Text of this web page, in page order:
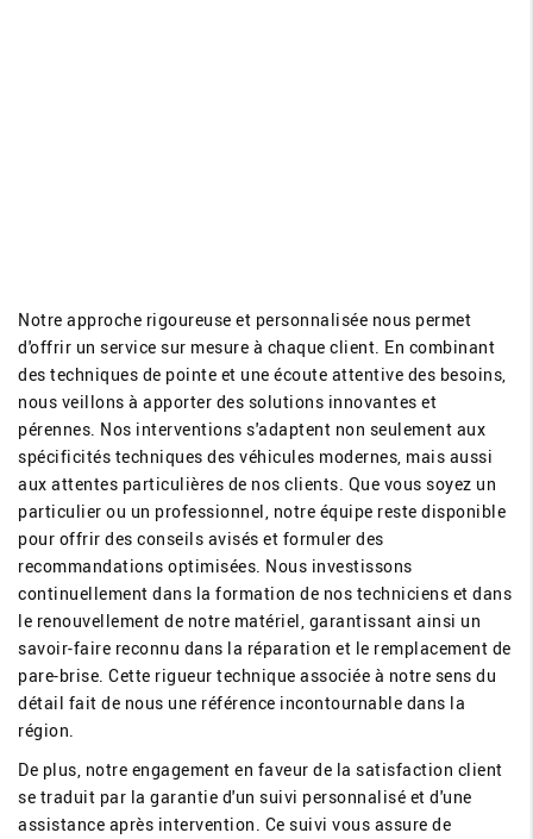
Notre approche rigoureuse et personnalisée nous permet
d'offrir un service sur mesure à chaque client. En combinant
des techniques de pointe et une écoute attentive des besoins,
nous veillons à apporter des solutions innovantes et
pérennes. Nos interventions s'adaptent non seulement aux
spécificités techniques des véhicules modernes, mais aussi
aux attentes particulières de nos clients. Que vous soyez un
particulier ou un professionnel, notre équipe reste disponible
pour offrir des conseils avisés et formuler des
recommandations optimisées. Nous investissons
continuellement dans la formation de nos techniciens et dans
le renouvellement de notre matériel, garantissant ainsi un
savoir-faire reconnu dans la réparation et le remplacement de
pare-brise. Cette rigueur technique associée à notre sens du
détail fait de nous une référence incontournable dans la
région.
De plus, notre engagement en faveur de la satisfaction client
se traduit par la garantie d'un suivi personnalisé et d'une
assistance après intervention. Ce suivi vous assure de